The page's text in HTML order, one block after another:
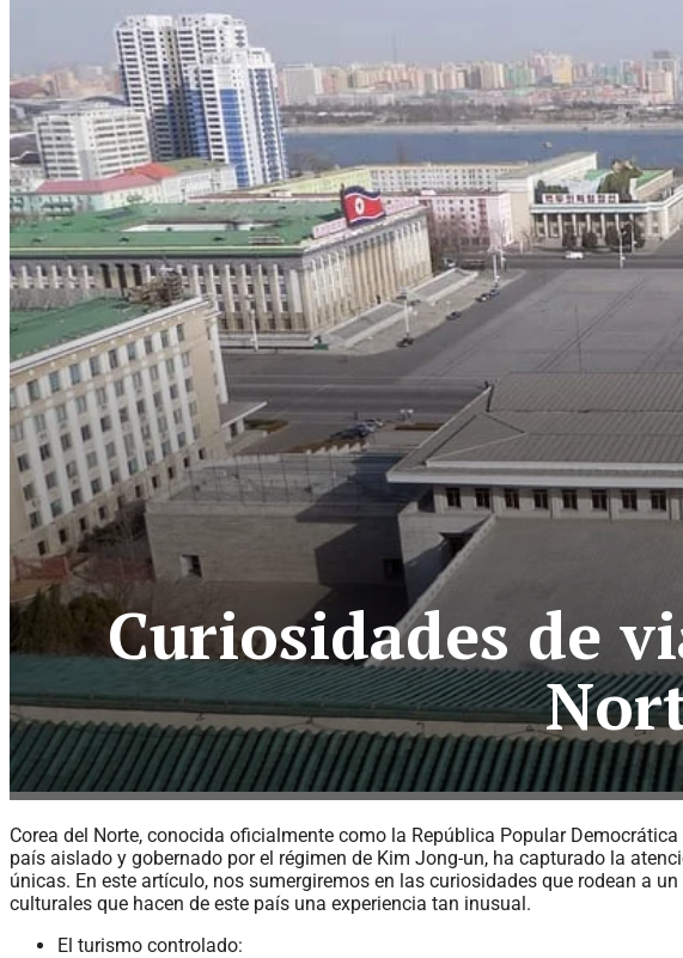
Curiosidades de
Corea del Norte, conocida oficialmente como la República Popular
país aislado y gobernado por el régimen de Kim Jong-un, ha capturado la
únicas. En este artículo, nos sumergiremos en las curiosidades que rodean a
culturales que hacen de este país una experiencia tan inusual.
El turismo controlado: